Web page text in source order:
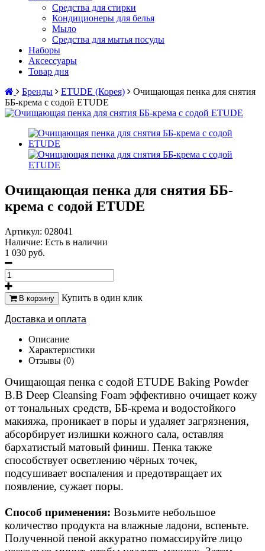
Средства для стирки
Кондиционеры для белья
Мыло
Средства для мытья посуды
Наборы
Аксессуары
Товар дня
Бренды
ETUDE (Корея)
Очищающая пенка для снятия
ББ-крема с содой ETUDE
Очищающая пенка для снятия ББ-
крема с содой ETUDE
Артикул: 028041
Наличие: Есть в наличии
1 030 руб.
В корзину Купить в один клик
Доставка и оплата
Описание
Характеристики
Отзывы (0)
Очищающая пенка с содой ETUDE Baking Powder
B.B Deep Cleansing Foam эффективно очищает кожу
от тональных средств, ББ-крема и водостойкого
макияжа, проникает в поры и удаляет загрязнения,
абсорбирует излишки кожного сала, оставляя
бархатистый матовый финиш. Пенка также
способствует осветлению чёрных точек,
подсушивает воспаления и предотвращает их
появление, сужает поры.
Способ применения: Возьмите небольшое
количество продукта на влажные ладони, вспеньте.
Полученной пеной аккуратно помассируйте лицо